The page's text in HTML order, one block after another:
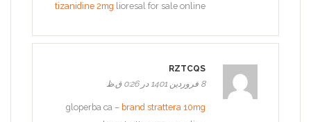
tizanidine 2mg lioresal for sale online
RZTCQS
8 فروردین 1401 در 0:26 ق.ظ
gloperba ca – brand strattera 10mg